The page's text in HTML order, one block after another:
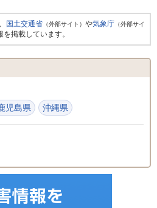
国土交通省 （外部サイト） や気象庁 （外部サイ
掲載しています。
児島県 沖縄県